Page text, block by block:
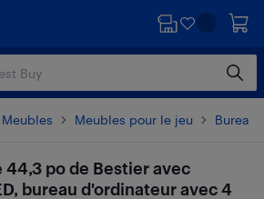
Meubles Meubles pour le jeu
44,3 po de Bestier avec
bureau d'ordinateur avec 4